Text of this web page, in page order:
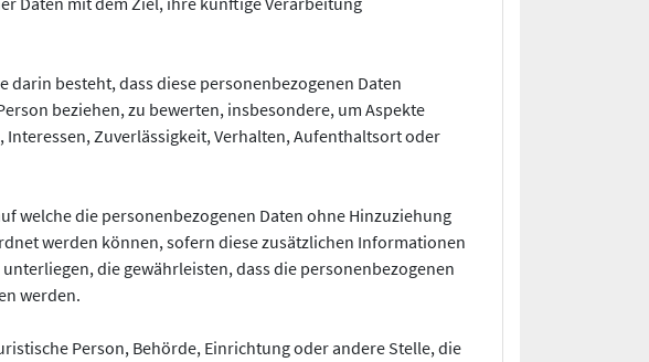
besteht, dass diese personenbezogenen Daten
beziehen, zu bewerten, insbesondere, um Aspekte
Zuverlässigkeit, Verhalten, Aufenthaltsort oder
welche die personenbezogenen Daten ohne Hinzuziehung
werden können, sofern diese zusätzlichen Informationen
die gewährleisten, dass die personenbezogenen
werden.
Person, Behörde, Einrichtung oder andere Stelle, die